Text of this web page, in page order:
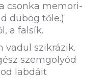
csonka memori-
dübög tőle.)
a falsík.
vadul szikrázik.
szemgolyód
labdáit